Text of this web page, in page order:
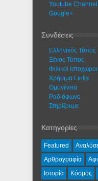
Youtube Channel
Google+
Συνδέσεις
Ελληνικός Τύπος
Ξένος Τύπος
Φιλικοί Ιστοχώροι
Χρήσιμα Links
Ομογένεια
Ραδιόφωνο
Στηρίζουμε
Κατηγορίες
Featured
Αρθρογραφία
Ιστορία
Κόσμος